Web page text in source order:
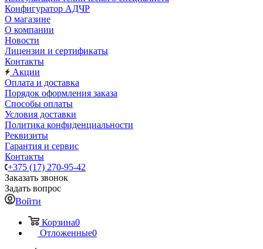
Конфигуратор АДЧР
О магазине
О компании
Новости
Лицензии и сертификаты
Контакты
Акции
Оплата и доставка
Порядок оформления заказа
Способы оплаты
Условия доставки
Политика конфиденциальности
Реквизиты
Гарантия и сервис
Контакты
+375 (17) 270-95-42
Заказать звонок
Задать вопрос
Войти
Корзина0
Отложенные0